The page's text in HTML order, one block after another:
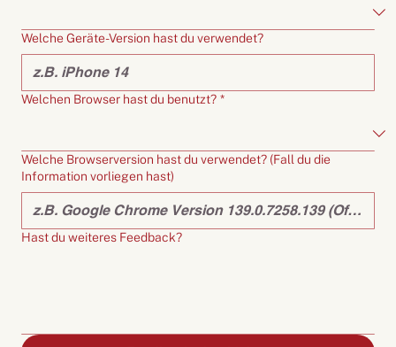
Welche Geräte-Version hast du verwendet?
Welchen Browser hast du benutzt? *
Welche Browserversion hast du verwendet? (Fall du die
Information vorliegen hast)
Hast du weiteres Feedback?